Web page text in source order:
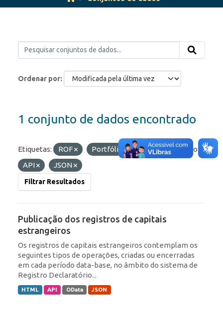
Ordenar por
1 conjunto de dados encontrado
Etiquetas: ROF Portfólio IED
Formatos:
API
JSON
Filtrar Resultados
Publicação dos registros de capitais
estrangeiros
Os registros de capitais estrangeiros contemplam os
seguintes tipos de operações, criadas ou encerradas
em cada período data-base, no âmbito do sistema de
Registro Declaratório...
HTML API OData JSON